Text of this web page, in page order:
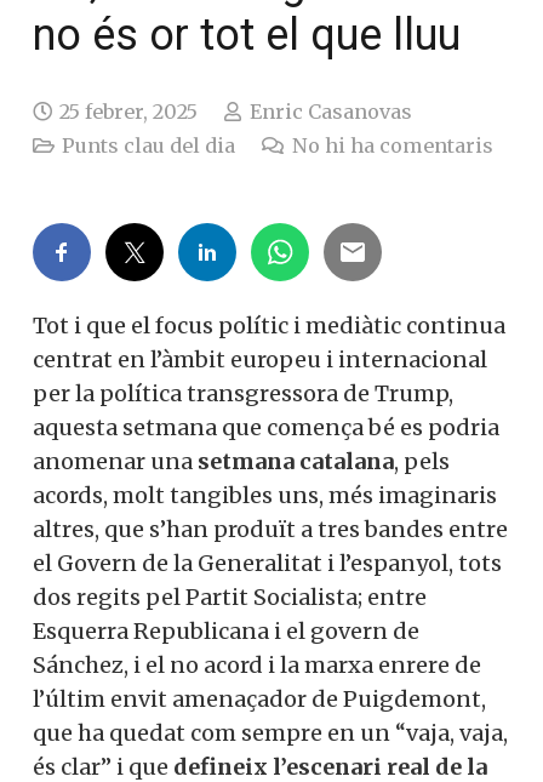
no és or tot el que lluu
25 febrer, 2025
Enric Casanovas
Punts clau del dia
No hi ha comentaris
Tot i que el focus polític i mediàtic continua
centrat en l’àmbit europeu i internacional
per la política transgressora de Trump,
aquesta setmana que comença bé es podria
anomenar una setmana catalana, pels
acords, molt tangibles uns, més imaginaris
altres, que s’han produït a tres bandes entre
el Govern de la Generalitat i l’espanyol, tots
dos regits pel Partit Socialista; entre
Esquerra Republicana i el govern de
Sánchez, i el no acord i la marxa enrere de
l’últim envit amenaçador de Puigdemont,
que ha quedat com sempre en un “vaja, vaja,
és clar” i que defineix l’escenari real de la